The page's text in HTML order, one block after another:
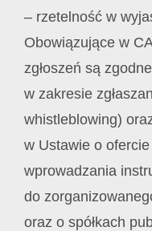
– rzetelność w
Obowiązujące w
zgłoszeń są
w zakresie
whistleblowing)
w Ustawie o
wprowadzania
do
oraz o spółkach